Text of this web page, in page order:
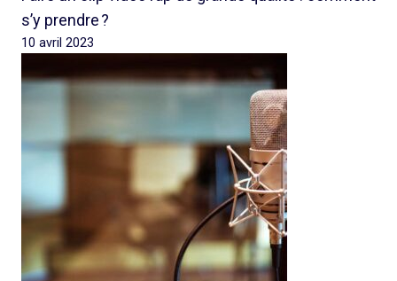
s’y prendre ?
10 avril 2023